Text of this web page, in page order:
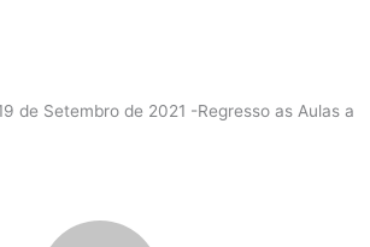
de Setembro de 2021 -Regresso as Aulas a